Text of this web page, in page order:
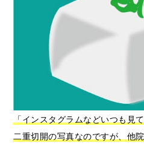
「インスタグラムなどいつも見て
二重切開の写真なのですが、他